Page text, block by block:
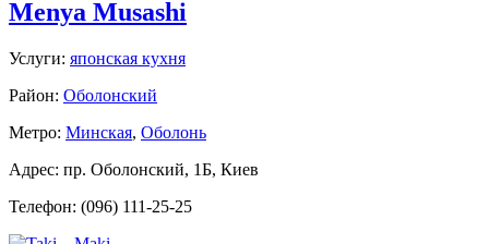
Menya Musashi
Услуги: японская кухня
Район: Оболонский
Метро: Минская, Оболонь
Адрес: пр. Оболонский, 1Б, Киев
Телефон: (096) 111-25-25